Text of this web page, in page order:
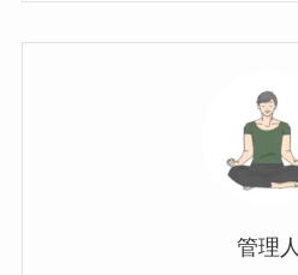
管理人